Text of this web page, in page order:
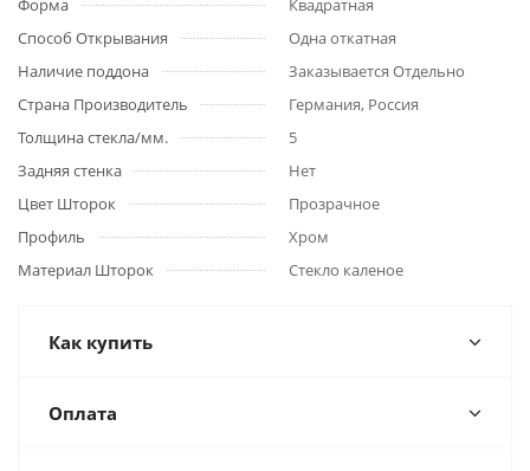
Форма
Квадратная
Способ Открывания
Одна откатная
Наличие поддона
Заказывается Отдельно
Страна Производитель
Германия, Россия
Толщина стекла/мм.
5
Задняя стенка
Нет
Цвет Шторок
Прозрачное
Профиль
Хром
Материал Шторок
Стекло каленое
Как купить
Оплата